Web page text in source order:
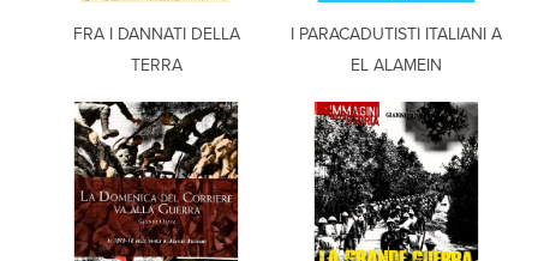
FRA I DANNATI DELLA
TERRA
I PARACADUTISTI ITALIANI A
EL ALAMEIN